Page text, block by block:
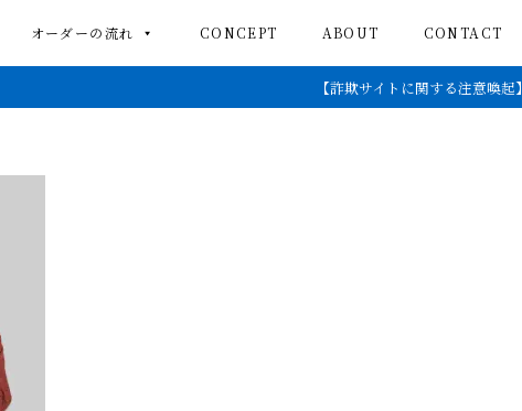
オーダーの流れ CONCEPT ABOUT CONTACT
【詐欺サイトに関する注意喚起】